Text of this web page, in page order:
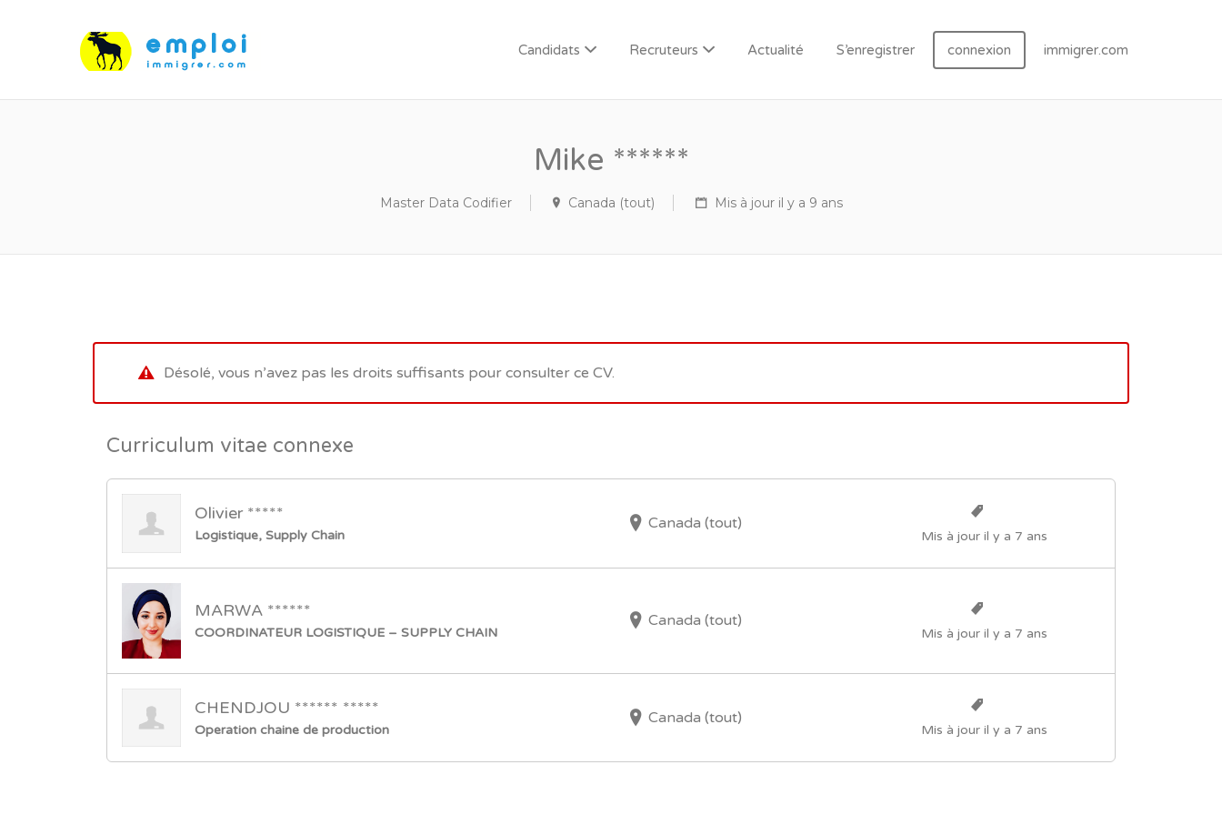
Candidats Recruteurs Actualité S’enregistrer connexion immigrer.com
Mike ******
Master Data Codifier Canada (tout) Mis à jour il y a 9 ans
Désolé, vous n’avez pas les droits suffisants pour consulter ce CV.
Curriculum vitae connexe
Olivier *****
Logistique, Supply Chain
Canada (tout)
Mis à jour il y a 7 ans
MARWA ******
COORDINATEUR LOGISTIQUE – SUPPLY CHAIN
Canada (tout)
Mis à jour il y a 7 ans
CHENDJOU ****** *****
Operation chaine de production
Canada (tout)
Mis à jour il y a 7 ans